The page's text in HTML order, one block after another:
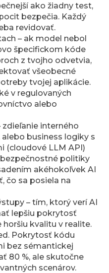
ako žiadny test,
bezpečia. Každý
revidovať.
– ak model nebol
špecifickom kóde
z tvojho odvetvia,
všeobecné
tvojej aplikácie.
v regulovaných
alebo
zdieľanie interného
business logiky s
(cloudové LLM API)
politiky
akéhokoľvek AI
čo sa posiela na
– tím, ktorý verí AI
lepšiu pokrytosť
kvalitu v realite.
Pokrytosť kódu
bez sémantickej
80 %, ale skutočne
scenárov.